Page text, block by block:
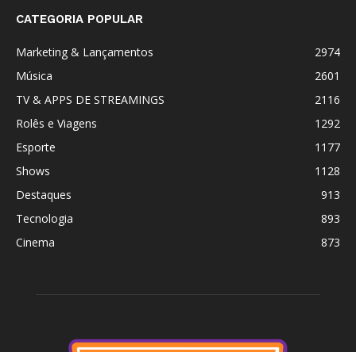
CATEGORIA POPULAR
Marketing & Lançamentos
2974
Música
2601
TV & APPS DE STREAMINGS
2116
Rolês e Viagens
1292
Esporte
1177
Shows
1128
Destaques
913
Tecnologia
893
Cinema
873